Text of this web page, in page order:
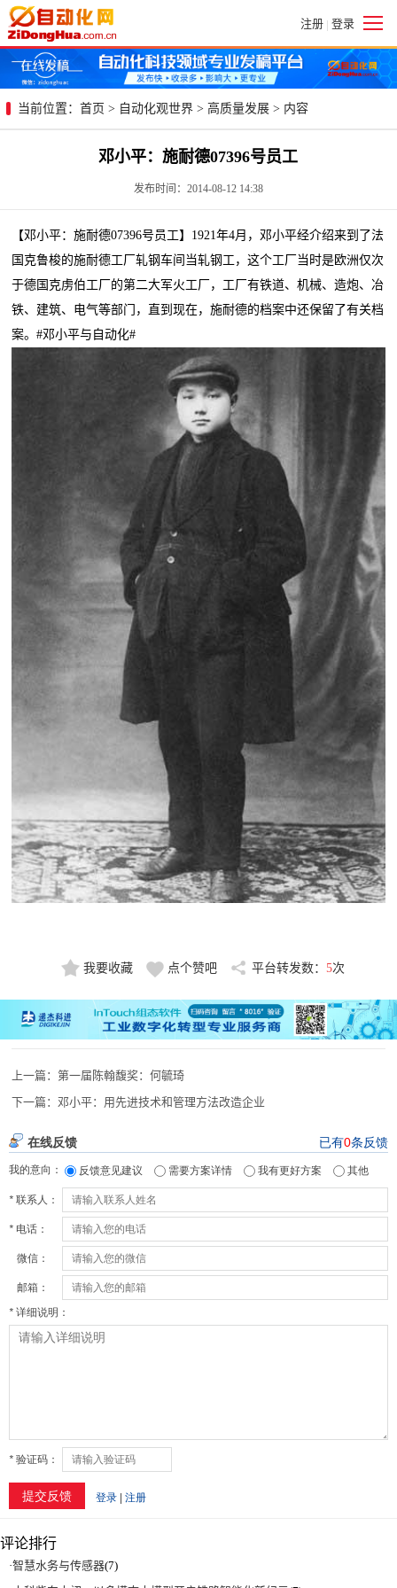
注册 | 登录
当前位置： 首页 > 自动化观世界 > 高质量发展 > 内容
邓小平：施耐德07396号员工
发布时间：2014-08-12 14:38
【邓小平：施耐德07396号员工】1921年4月，邓小平经介绍来到了法
国克鲁梭的施耐德工厂轧钢车间当轧钢工，这个工厂当时是欧洲仅次
于德国克虏伯工厂的第二大军火工厂，工厂有铁道、机械、造炮、冶
铁、建筑、电气等部门，直到现在，施耐德的档案中还保留了有关档
案。#邓小平与自动化#
我要收藏 点个赞吧 平台转发数： 5次
上一篇：第一届陈翰馥奖：何毓琦
下一篇：邓小平：用先进技术和管理方法改造企业
评论排行
·智慧水务与传感器(7)